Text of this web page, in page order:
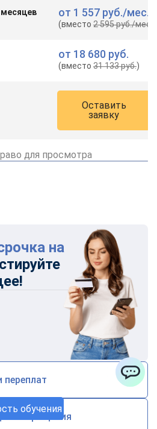
обучения
месяцев от 1 557 руб./мес.
(вместо2 595 руб./мес.
от 18 680 руб.
(вместо31 133 руб.)
Оставить
заявку
для просмотра
на
переплат
обращения
EMail